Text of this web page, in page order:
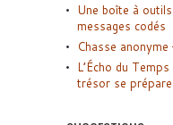
Une boîte à
messages codés
Chasse
L’Écho du
trésor se prépare